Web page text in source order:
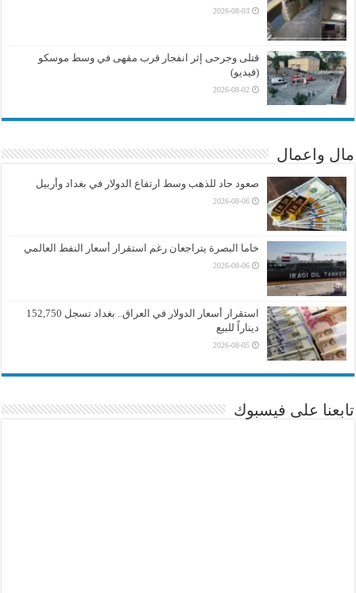
2026-08-03
قتلى وجرحى إثر انفجار قرب مقهى في وسط موسكو
(فيديو)
2026-08-02
مال واعمال
صعود حاد للذهب وسط ارتفاع الدولار في بغداد وأربيل
2026-08-06
خاما البصرة يتراجعان رغم استقرار أسعار النفط العالمي
2026-08-06
استقرار أسعار الدولار في العراق.. بغداد تسجل 152,750
ديناراً للبيع
2026-08-05
تابعنا على فيسبوك